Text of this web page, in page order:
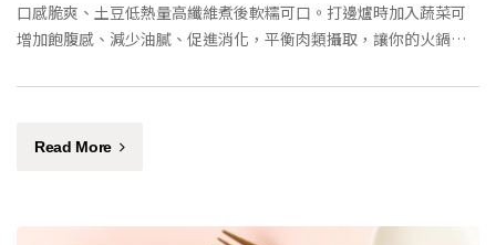
口感脆爽、土豆低熱量高纖維煮後軟糯可口。打邊爐時加入蔬菜可
增加飽腹感、減少油膩、促進消化，平衡肉類攝取，讓你的火鍋既
Read More